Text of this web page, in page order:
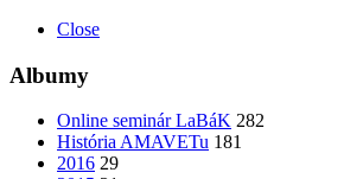
Close
Albumy
Online seminár LaBáK 282
História AMAVETu 181
2016 29